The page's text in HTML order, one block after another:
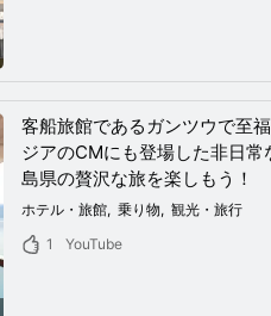
客船旅館であるガンツウで至
ジアのCMにも登場した非日
島県の贅沢な旅を楽しもう！
ホテル・旅館 乗り物
観光・旅行
1
YouTube